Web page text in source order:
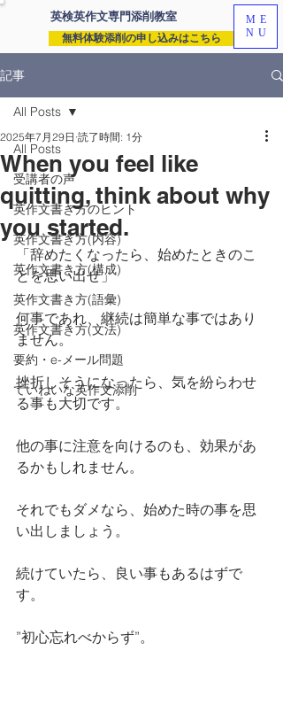
英検英作文専門添削教室
無料体験添削の申し込みはこちら
ME
NU
記事
All Posts
受講者の声
英作文書き方のヒント
英作文書き方(内容)
英作文書き方(構成)
英作文書き方(語彙)
英作文書き方(文法)
要約・e-メール問題
ていねいな英作文添削
All Posts
When you feel like
quitting, think about why
you started.
2025年7月29日 読了時間: 1分
「辞めたくなったら、始めたときのこ
とを思い出せ」
何事であれ、継続は簡単な事ではあり
ません。
挫折しそうになったら、気を紛らわせ
る事も大切です。
他の事に注意を向けるのも、効果があ
るかもしれません。
それでもダメなら、始めた時の事を思
い出しましょう。
続けていたら、良い事もあるはずで
す。
”初心忘れべからず”。